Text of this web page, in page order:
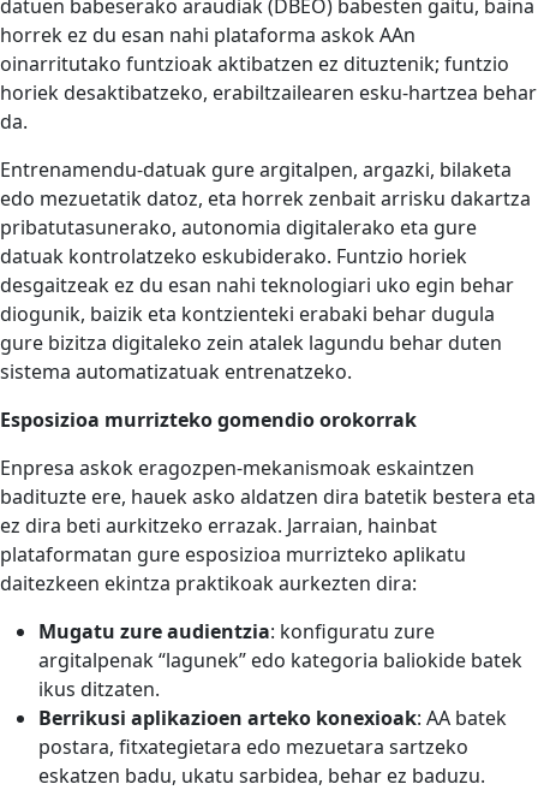
datuen babeserako araudiak (DBEO) babesten gaitu, baina
horrek ez du esan nahi plataforma askok AAn
oinarritutako funtzioak aktibatzen ez dituztenik; funtzio
horiek desaktibatzeko, erabiltzailearen esku-hartzea behar
da.
Entrenamendu-datuak gure argitalpen, argazki, bilaketa
edo mezuetatik datoz, eta horrek zenbait arrisku dakartza
pribatutasunerako, autonomia digitalerako eta gure
datuak kontrolatzeko eskubiderako. Funtzio horiek
desgaitzeak ez du esan nahi teknologiari uko egin behar
diogunik, baizik eta kontzienteki erabaki behar dugula
gure bizitza digitaleko zein atalek lagundu behar duten
sistema automatizatuak entrenatzeko.
Esposizioa murrizteko gomendio orokorrak
Enpresa askok eragozpen-mekanismoak eskaintzen
badituzte ere, hauek asko aldatzen dira batetik bestera eta
ez dira beti aurkitzeko errazak. Jarraian, hainbat
plataformatan gure esposizioa murrizteko aplikatu
daitezkeen ekintza praktikoak aurkezten dira:
Mugatu zure audientzia: konfiguratu zure
argitalpenak “lagunek” edo kategoria baliokide batek
ikus ditzaten.
Berrikusi aplikazioen arteko konexioak: AA batek
postara, fitxategietara edo mezuetara sartzeko
eskatzen badu, ukatu sarbidea, behar ez baduzu.